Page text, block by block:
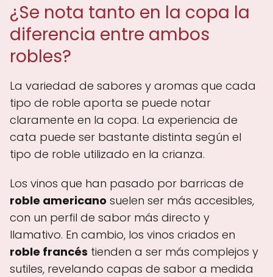
¿Se nota tanto en la copa la
diferencia entre ambos
robles?
La variedad de sabores y aromas que cada
tipo de roble aporta se puede notar
claramente en la copa. La experiencia de
cata puede ser bastante distinta según el
tipo de roble utilizado en la crianza.
Los vinos que han pasado por barricas de
roble americano suelen ser más accesibles,
con un perfil de sabor más directo y
llamativo. En cambio, los vinos criados en
roble francés tienden a ser más complejos y
sutiles, revelando capas de sabor a medida